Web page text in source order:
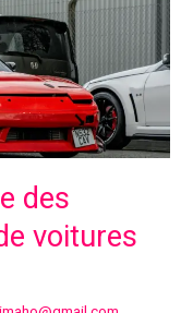
des
voitures